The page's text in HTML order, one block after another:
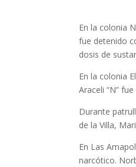
En la colonia
fue detenido
dosis de
En la colonia
Araceli “N”
Durante
de la Villa,
En Las
narcótico.